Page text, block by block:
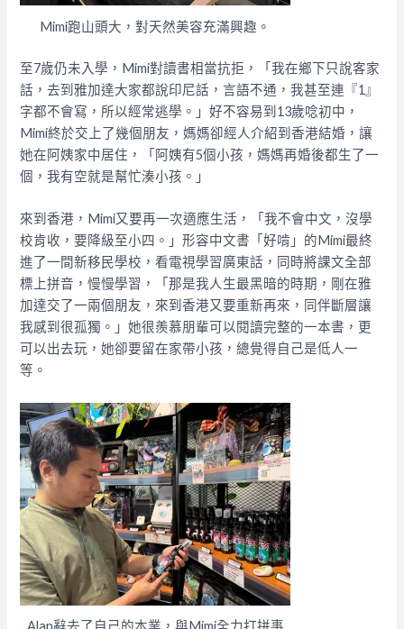
Mimi跑山頭大，對天然美容充滿興趣。
至7歲仍未入學，Mimi對讀書相當抗拒，「我在鄉下只說客家
話，去到雅加達大家都說印尼話，言語不通，我甚至連『1』
字都不會寫，所以經常逃學。」好不容易到13歲唸初中，
Mimi終於交上了幾個朋友，媽媽卻經人介紹到香港結婚，讓
她在阿姨家中居住，「阿姨有5個小孩，媽媽再婚後都生了一
個，我有空就是幫忙湊小孩。」
來到香港，Mimi又要再一次適應生活，「我不會中文，沒學
校肯收，要降級至小四。」形容中文書「好啃」的Mimi最終
進了一間新移民學校，看電視學習廣東話，同時將課文全部
標上拼音，慢慢學習，「那是我人生最黑暗的時期，剛在雅
加達交了一兩個朋友，來到香港又要重新再來，同伴斷層讓
我感到很孤獨。」她很羨慕朋輩可以閱讀完整的一本書，更
可以出去玩，她卻要留在家帶小孩，總覺得自己是低人一
等。